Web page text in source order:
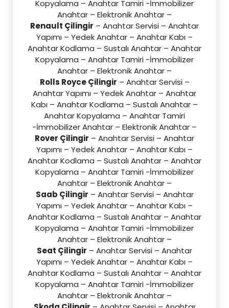
Kopyalama – Anahtar Tamiri -İmmobilizer
Anahtar – Elektronik Anahtar –
Renault Çilingir – Anahtar Servisi – Anahtar
Yapımı – Yedek Anahtar – Anahtar Kabı –
Anahtar Kodlama – Sustalı Anahtar – Anahtar
Kopyalama – Anahtar Tamiri -İmmobilizer
Anahtar – Elektronik Anahtar –
Rolls Royce Çilingir – Anahtar Servisi –
Anahtar Yapımı – Yedek Anahtar – Anahtar
Kabı – Anahtar Kodlama – Sustalı Anahtar –
Anahtar Kopyalama – Anahtar Tamiri
-İmmobilizer Anahtar – Elektronik Anahtar –
Rover Çilingir – Anahtar Servisi – Anahtar
Yapımı – Yedek Anahtar – Anahtar Kabı –
Anahtar Kodlama – Sustalı Anahtar – Anahtar
Kopyalama – Anahtar Tamiri -İmmobilizer
Anahtar – Elektronik Anahtar –
Saab Çilingir – Anahtar Servisi – Anahtar
Yapımı – Yedek Anahtar – Anahtar Kabı –
Anahtar Kodlama – Sustalı Anahtar – Anahtar
Kopyalama – Anahtar Tamiri -İmmobilizer
Anahtar – Elektronik Anahtar –
Seat Çilingir – Anahtar Servisi – Anahtar
Yapımı – Yedek Anahtar – Anahtar Kabı –
Anahtar Kodlama – Sustalı Anahtar – Anahtar
Kopyalama – Anahtar Tamiri -İmmobilizer
Anahtar – Elektronik Anahtar –